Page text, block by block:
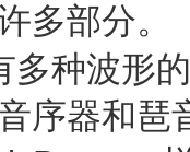
多部分。
多种波形
序器和琶